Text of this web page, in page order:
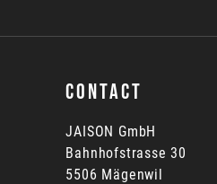
CONTACT
JAISON GmbH
Bahnhofstrasse 30
5506 Mägenwil